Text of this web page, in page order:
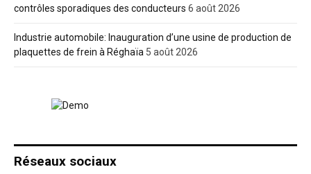
contrôles sporadiques des conducteurs 6 août 2026
Industrie automobile: Inauguration d’une usine de production de
plaquettes de frein à Réghaïa 5 août 2026
Réseaux sociaux